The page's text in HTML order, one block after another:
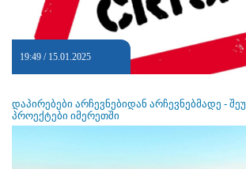
19:49 / 15.01.2025
დაპირებები არჩევნებიდან არჩევნებმადე -
პროექტები იმერეთში